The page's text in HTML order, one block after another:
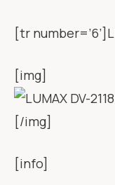
[tr
[img]
[/img]
[info]